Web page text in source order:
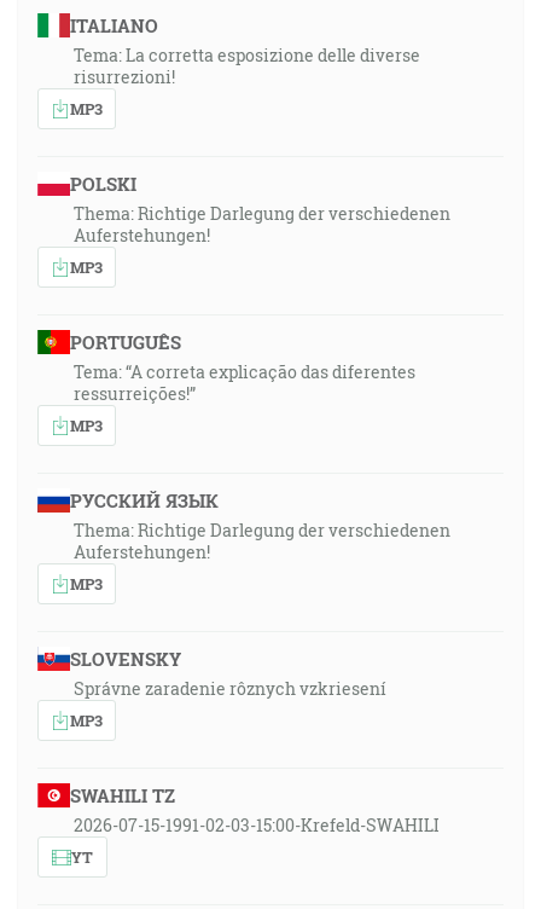
ITALIANO
Tema: La corretta esposizione delle diverse
risurrezioni!
MP3
POLSKI
Thema: Richtige Darlegung der verschiedenen
Auferstehungen!
MP3
PORTUGUÊS
Tema: “A correta explicação das diferentes
ressurreições!”
MP3
РУССКИЙ ЯЗЫК
Thema: Richtige Darlegung der verschiedenen
Auferstehungen!
MP3
SLOVENSKY
Správne zaradenie rôznych vzkriesení
MP3
SWAHILI TZ
2026-07-15-1991-02-03-15:00-Krefeld-SWAHILI
YT